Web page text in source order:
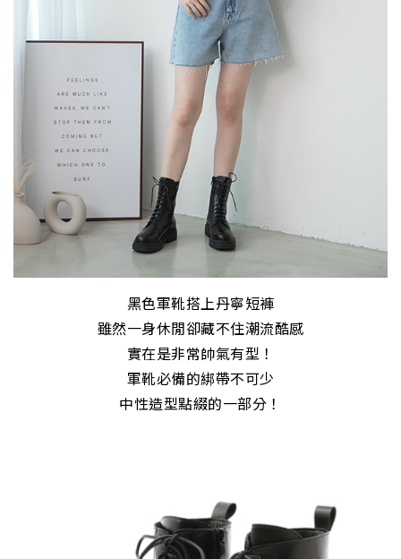
黑色軍靴搭上丹寧短褲
雖然一身休閒卻藏不住潮流酷感
實在是非常帥氣有型！
軍靴必備的綁帶不可少
中性造型點綴的一部分！